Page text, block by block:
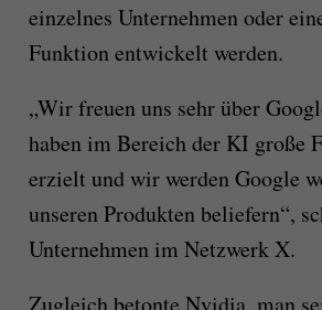
einzelnes Unternehmen oder
Funktion entwickelt werden.
„Wir freuen uns sehr über
haben im Bereich der KI große
erzielt und wir werden Google
unseren Produkten beliefern“,
Unternehmen im Netzwerk X.
Zugleich betonte Nvidia, man